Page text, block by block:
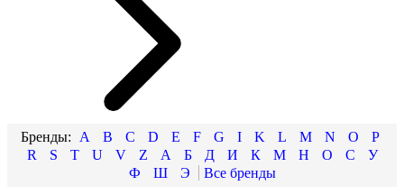
A B C D E F G I K L M N O
P
R
S T U V Z А Б Д И К М Н О С
У
Ф
Ш
Э